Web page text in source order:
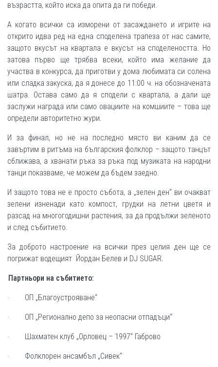
възрастта, който иска да опита да ги победи.
А когато всички са изморени от засаждането и игрите на
открито идва ред на една споделена трапеза от нас самите,
защото вкусът на квартала е вкусът на споделеността. Но
затова първо ще трябва всеки, който има желание да
участва в конкурса, да приготви у дома любимата си солена
или сладка закуска, да я донесе до 11:00 ч. на обозначената
шатра. Остава само да я сподели с квартала, а дали ще
заслужи награда или само овациите на комшиите – това ще
определи авторитетно жури.
И за финал, но не на последно място ви каним да се
завъртим в ритъма на българския фолклор – защото танцът
сближава, а хванати ръка за ръка под музиката на народни
танци показваме, че можем да бъдем заедно.
И защото това не е просто събота, а „зелен ден“ ви очакват
зелени изненади като компост, грудки на летни цветя и
разсад на многогодишни растения, за да продължи зеленото
и след събитието.
За доброто настроение на всички през целия ден ще се
погрижат водещият Йордан Белев и DJ SUGAR.
Партньори на събитието:
· ОП „Благоустрояване“
· ОП „Регионално депо за неопасни отпадъци“
· Шахматен клуб „Орловец – 1997“ Габрово
· Фолклорен ансамбъл „Сивек“